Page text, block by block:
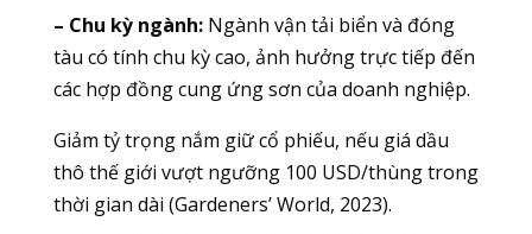
– Chu kỳ ngành:Ngành vận tải biển và đóng
tàu có tính chu kỳ cao, ảnh hưởng trực tiếp đến
các hợp đồng cung ứng sơn của doanh nghiệp.
Giảm tỷ trọng nắm giữ cổ phiếu, nếu giá dầu
thô thế giới vượt ngưỡng 100 USD/thùng trong
thời gian dài (Gardeners’ World, 2023).